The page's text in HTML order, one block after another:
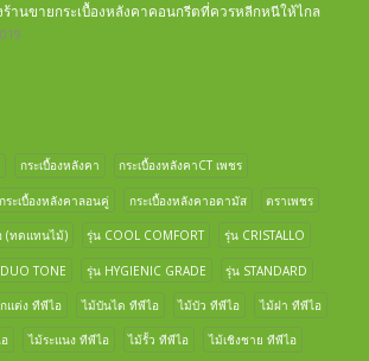
านขายกระเบื้องหลังคาคอนกรีตที่ควรหลีกหนีให้ไกล
กระเบื้องหลังคา กระเบื้องหลังคาCT เพชร
กระเบื้องหลังคาลอนคู่ กระเบื้องหลังคาอดามัส ตราเพชร
(ทดแทนไม้) รุ่น COOL COMFORT รุ่น CRISTALLO
TONE รุ่น HYGIENIC GRADE รุ่น STANDARD
แต่ง ทีพีไอ ไม้บันได ทีพีไอ ไม้บัว ทีพีไอ ไม้ฝา ทีพีไอ
ไม้ระแนง ทีพีไอ ไม้รั้ว ทีพีไอ ไม้เชิงชาย ทีพีไอ